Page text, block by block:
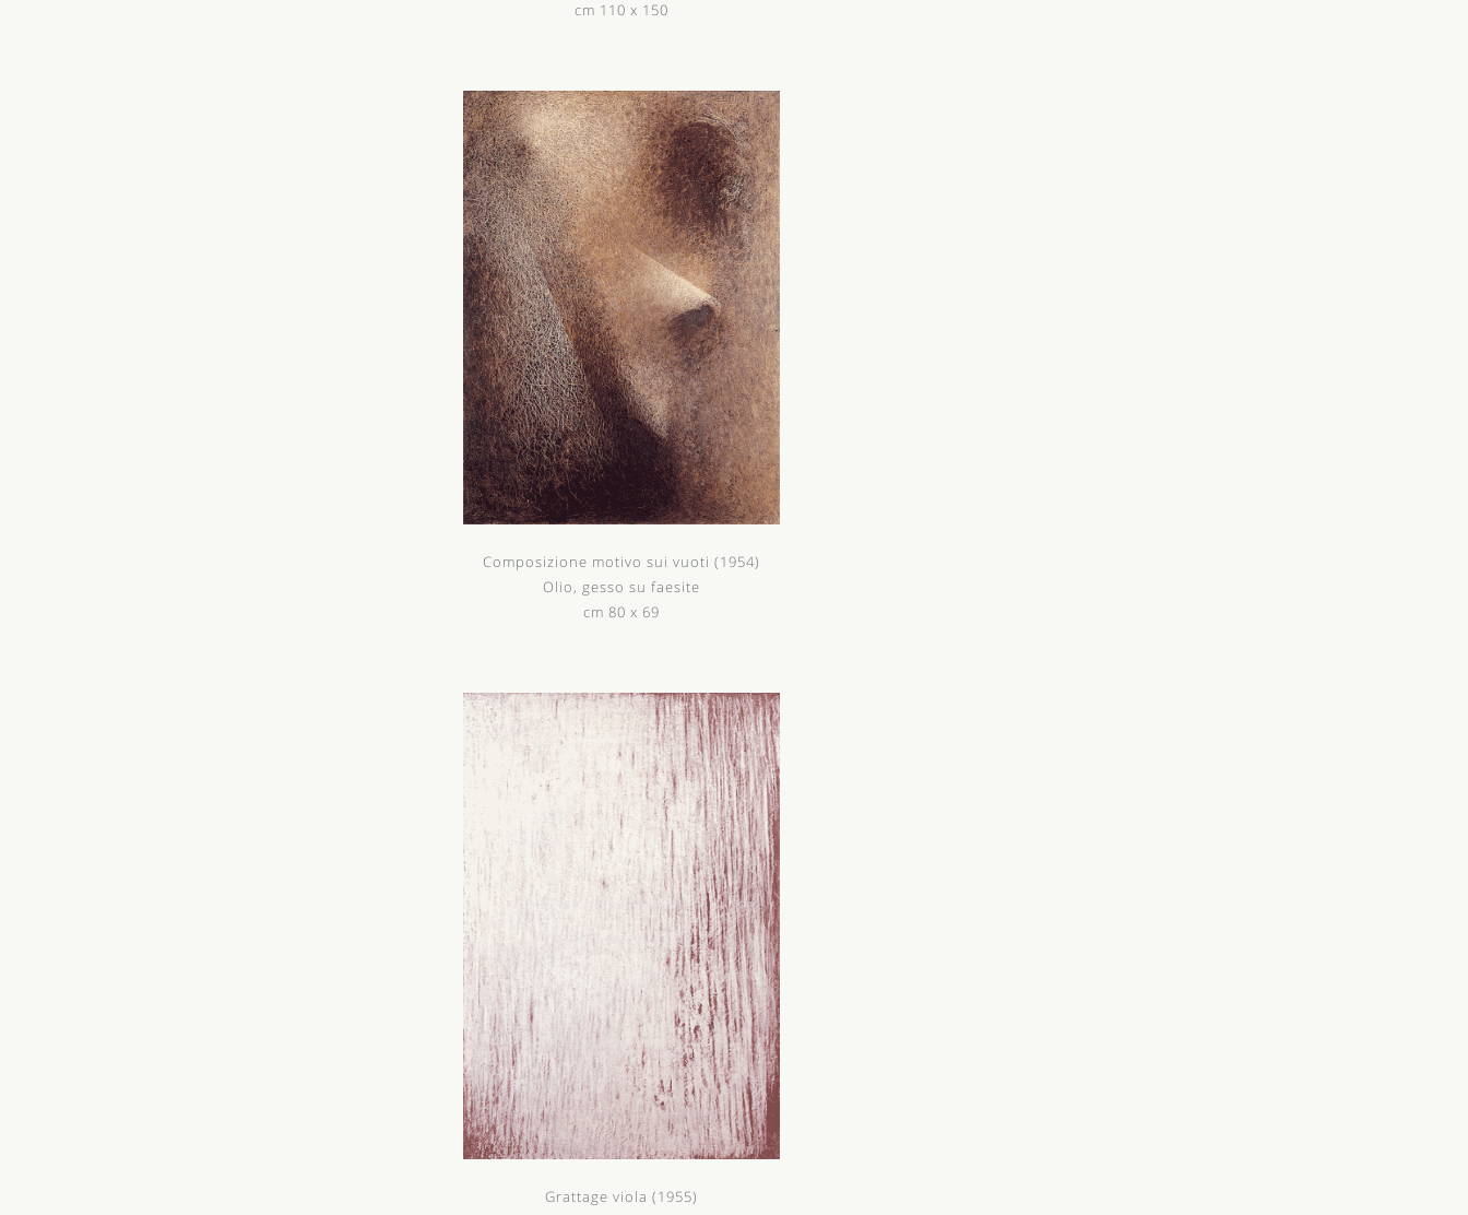
cm 110 x 150
Composizione motivo sui vuoti (1954)
Olio, gesso su faesite
cm 80 x 69
Grattage viola (1955)